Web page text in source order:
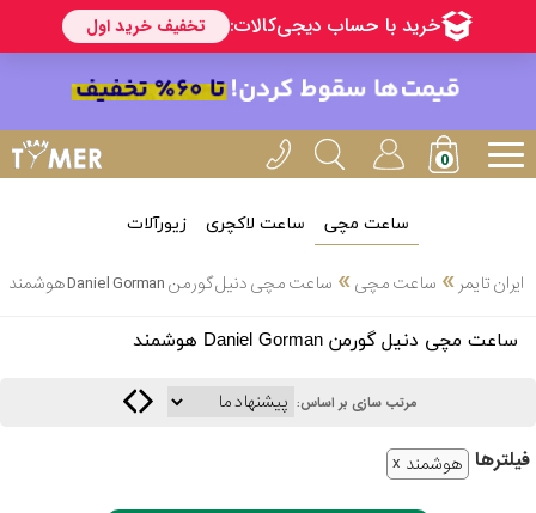
ساعت مچی ساعت لاکچری زیورآلات
ایران تایمر » ساعت مچی» ساعت مچی دنیل گورمن Daniel Gorman هوشمند
ساعت مچی دنیل گورمن Daniel Gorman هوشمند
مرتب سازی بر اساس:
فیلتر‌ها هوشمند
بین 3
عدد
ساعته